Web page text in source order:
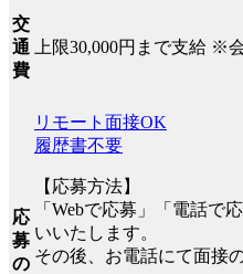
交
通
費
上限30,000円まで支給 ※
応
募
の
リモート面接OK
履歴書不要
【応募方法】
「Webで応募」「電話で
いいたします。
その後、お電話にて面接